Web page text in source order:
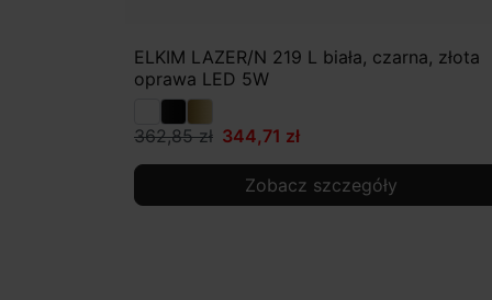
ELKIM LAZER/N 219 L biała, czarna, złota
oprawa LED 5W
362,85 zł 344,71 zł
Zobacz szczegóły